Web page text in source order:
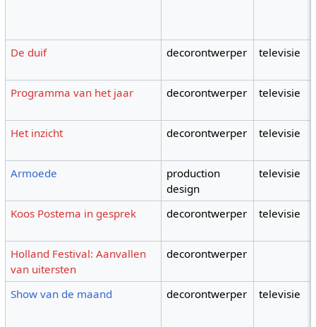
De duif decorontwerper televisie
Programma van het jaar decorontwerper televisie
Het inzicht decorontwerper televisie
Armoede
production
design
televisie
Koos Postema in gesprek decorontwerper televisie
Holland Festival: Aanvallen
van uitersten
decorontwerper
Show van de maand decorontwerper televisie